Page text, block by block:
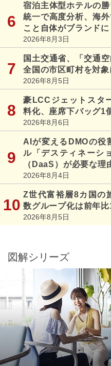
宿泊主体型ホテルの
統一で高度分析、海
こと自体がブランドに
2026年8月3日
国土交通省、「交通
全国の市区町村を対象
2026年8月5日
豪LCCジェットスタ
料化、座席下バッグ1
2026年8月6日
AIが変えるDMOの
ル「デスティネーシ
（DaaS）が必要な理
2026年8月4日
Z世代富裕層8カ国の
数グループ化は前年
2026年8月5日
図解シリーズ